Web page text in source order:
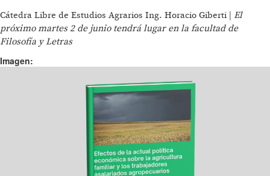
Cátedra Libre de Estudios Agrarios Ing. Horacio Giberti | El
próximo martes 2 de junio tendrá lugar en la facultad de
Filosofía y Letras
Imagen: